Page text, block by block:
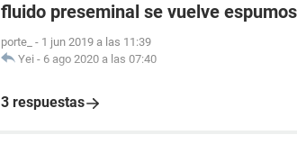
fluido preseminal se vuelve
porte_ - 1 jun 2019 a las 11:39
Yei - 6 ago 2020 a las 07:40
3 respuestas